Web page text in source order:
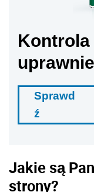
Kontrola
Sprawd
ź
Jakie są
strony?